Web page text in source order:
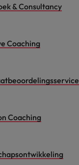
& Consultancy
Coaching
Coaching